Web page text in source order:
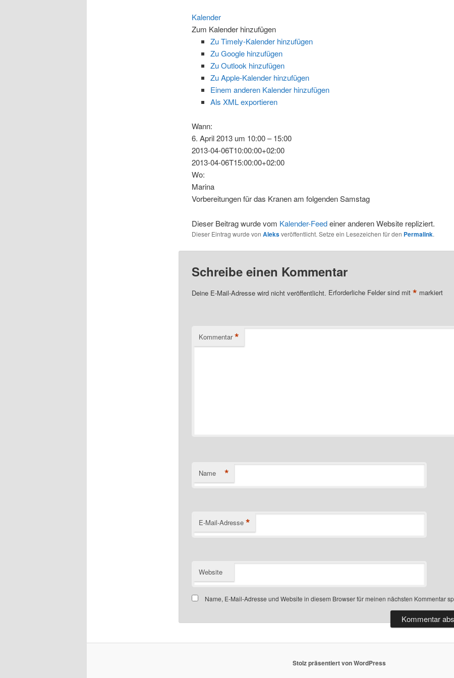
Kalender
Zum Kalender hinzufügen
Zu Timely-Kalender hinzufügen
Zu Google hinzufügen
Zu Outlook hinzufügen
Zu Apple-Kalender hinzufügen
Einem anderen Kalender hinzufügen
Als XML exportieren
Wann:
6. April 2013 um 10:00 – 15:00
2013-04-06T10:00:00+02:00
2013-04-06T15:00:00+02:00
Wo:
Marina
Vorbereitungen für das Kranen am folgenden Samstag
Dieser Beitrag wurde vom Kalender-Feedeiner anderen Website repliziert.
Dieser Eintrag wurde von Aleksveröffentlicht. Setze ein Lesezeichen für den Permalink.
Schreibe einen Kommentar
Deine E-Mail-Adresse wird nicht veröffentlicht. Erforderliche Felder sind mit * markiert
Kommentar *
Name *
E-Mail-Adresse *
Website
Name, E-Mail-Adresse und Website in diesem Browser für meinen nächsten Kommentar
Stolz präsentiert von WordPress